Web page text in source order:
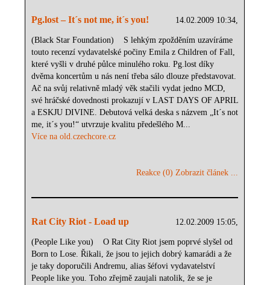
14.02.2009 10:34,
Pg.lost – It´s not me, it´s you!
(Black Star Foundation) S lehkým zpožděním uzavíráme
touto recenzí vydavatelské počiny Emila z Children of Fall,
které vyšli v druhé půlce minulého roku. Pg.lost díky
dvěma koncertům u nás není třeba sálo dlouze představovat.
Ač na svůj relativně mladý věk stačili vydat jedno MCD,
své hráčské dovednosti prokazují v LAST DAYS OF APRIL
a ESKJU DIVINE. Debutová velká deska s názvem „It´s not
me, it´s you!“ utvrzuje kvalitu předešlého M...
Více na old.czechcore.cz
Reakce (0) Zobrazit článek ...
12.02.2009 15:05,
Rat City Riot - Load up
(People Like you) O Rat City Riot jsem poprvé slyšel od
Born to Lose. Řikali, že jsou to jejich dobrý kamarádi a že
je taky doporučili Andremu, alias šéfovi vydavatelství
People like you. Toho zřejmě zaujali natolik, že se je